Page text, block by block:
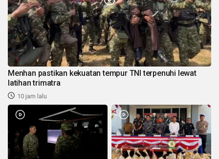
Menhan pastikan kekuatan tempur TNI terpenuhi lewat
latihan trimatra
10 jam lalu